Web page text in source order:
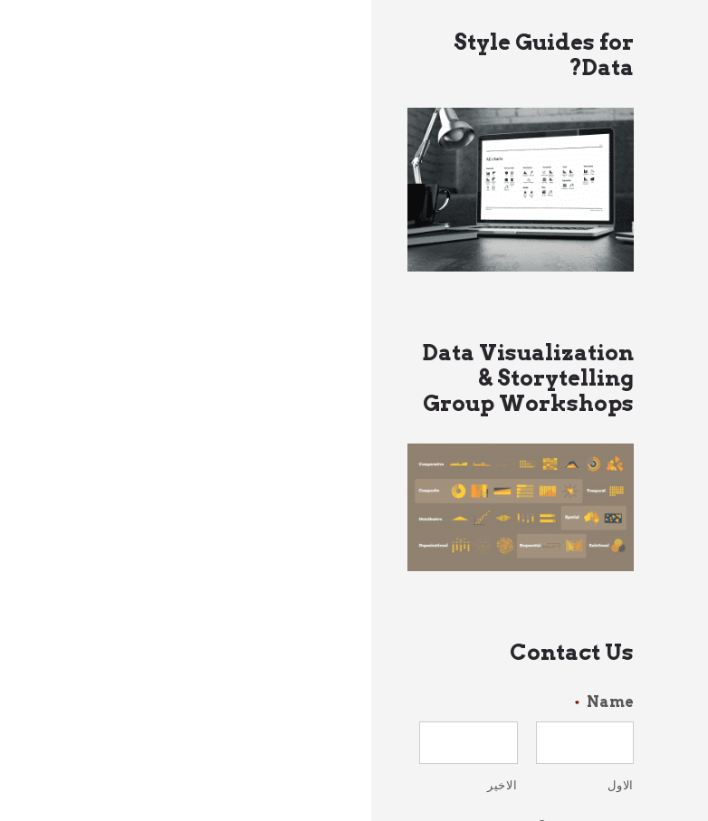
Style Guides for
Data?
Data Visualization
& Storytelling
Group Workshops
Contact Us
Name
*
الاول الاخير